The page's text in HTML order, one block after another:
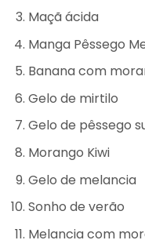
Maçã ácida
Manga Pêssego
Banana com
Gelo de mirtilo
Gelo de pêssego
Morango Kiwi
Gelo de melancia
Sonho de verão
Melancia com